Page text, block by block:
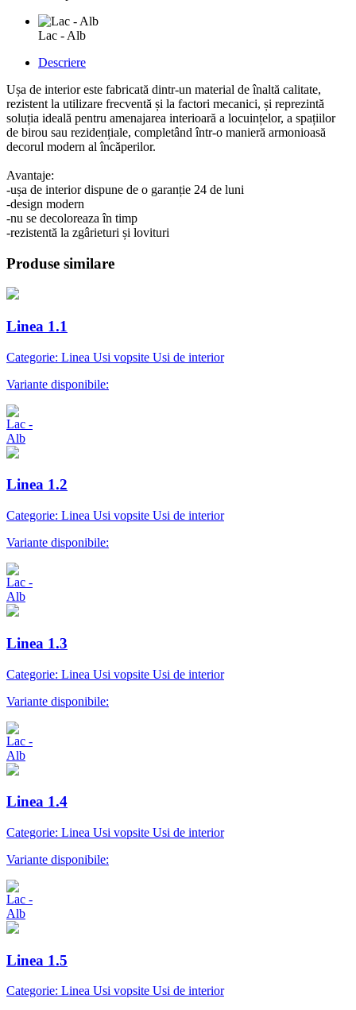
Lac - Alb
Descriere
Ușa de interior este fabricată dintr-un material de înaltă calitate,
rezistent la utilizare frecventă și la factori mecanici, și reprezintă
soluția ideală pentru amenajarea interioară a locuințelor, a spațiilor
de birou sau rezidențiale, completând într-o manieră armonioasă
decorul modern al încăperilor.
Avantaje:
-ușa de interior dispune de o garanție 24 de luni
-design modern
-nu se decoloreaza în timp
-rezistentă la zgârieturi și lovituri
Produse similare
Linea 1.1
Categorie: Linea Usi vopsite Usi de interior
Variante disponibile:
Linea 1.2
Categorie: Linea Usi vopsite Usi de interior
Variante disponibile:
Linea 1.3
Categorie: Linea Usi vopsite Usi de interior
Variante disponibile:
Linea 1.4
Categorie: Linea Usi vopsite Usi de interior
Variante disponibile:
Linea 1.5
Categorie: Linea Usi vopsite Usi de interior